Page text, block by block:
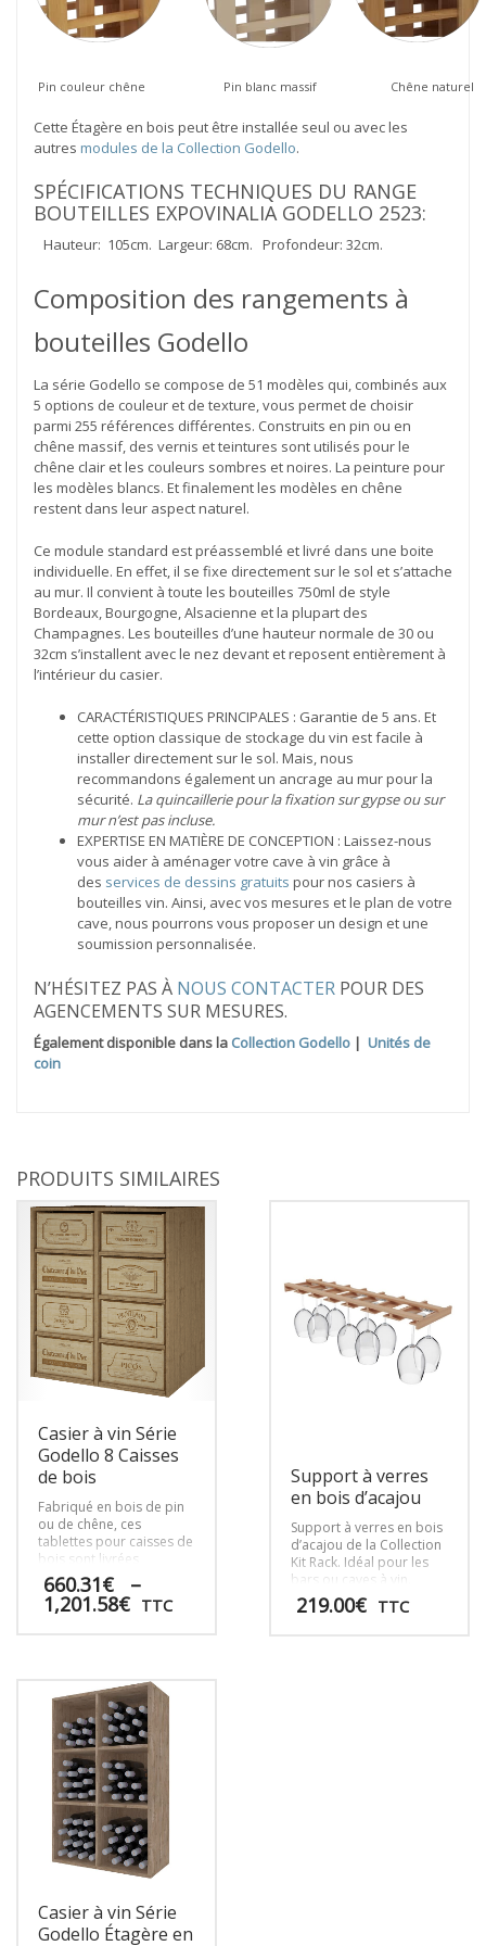
Pin couleur chêne Pin blanc massif Chêne naturel
Cette Étagère en bois peut être installée seul ou avec les
autres modules de la Collection Godello.
SPÉCIFICATIONS TECHNIQUES DU RANGE
BOUTEILLES EXPOVINALIA GODELLO 2523:
Hauteur: 105cm. Largeur: 68cm. Profondeur: 32cm.
Composition des rangements à
bouteilles Godello
La série Godello se compose de 51 modèles qui, combinés aux
5 options de couleur et de texture, vous permet de choisir
parmi 255 références différentes. Construits en pin ou en
chêne massif, des vernis et teintures sont utilisés pour le
chêne clair et les couleurs sombres et noires. La peinture pour
les modèles blancs. Et finalement les modèles en chêne
restent dans leur aspect naturel.
Ce module standard est préassemblé et livré dans une boite
individuelle. En effet, il se fixe directement sur le sol et s’attache
au mur. Il convient à toute les bouteilles 750ml de style
Bordeaux, Bourgogne, Alsacienne et la plupart des
Champagnes. Les bouteilles d’une hauteur normale de 30 ou
32cm s’installent avec le nez devant et reposent entièrement à
l’intérieur du casier.
CARACTÉRISTIQUES PRINCIPALES : Garantie de 5 ans. Et
cette option classique de stockage du vin est facile à
installer directement sur le sol. Mais, nous
recommandons également un ancrage au mur pour la
sécurité. La quincaillerie pour la fixation sur gypse ou sur
mur n’est pas incluse.
EXPERTISE EN MATIÈRE DE CONCEPTION : Laissez-nous
vous aider à aménager votre cave à vin grâce à
des services de dessins gratuits pour nos casiers à
bouteilles vin. Ainsi, avec vos mesures et le plan de votre
cave, nous pourrons vous proposer un design et une
soumission personnalisée.
N’HÉSITEZ PAS À NOUS CONTACTER POUR DES
AGENCEMENTS SUR MESURES.
Également disponible dans la Collection Godello | Unités de
coin
PRODUITS SIMILAIRES
Casier à vin Série
Godello 8 Caisses
de bois
Fabriqué en bois de pin
ou de chêne, ces
tablettes pour caisses de
bois sont livrées
assemblées dans une
boîte individuelle.
660.31€ –
1,201.58€ Plage
à
1,201.58€
TTC
plusieurs
variations.
options
peuvent
choisies
produit
Support à verres
en bois d’acajou
Support à verres en bois
d’acajou de la Collection
Kit Rack. Idéal pour les
bars ou caves à vin.
219.00€ TTC
Casier à vin Série
Godello Étagère en